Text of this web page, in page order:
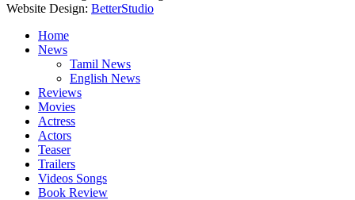
Website Design: BetterStudio
Home
News
Tamil News
English News
Reviews
Movies
Actress
Actors
Teaser
Trailers
Videos Songs
Book Review